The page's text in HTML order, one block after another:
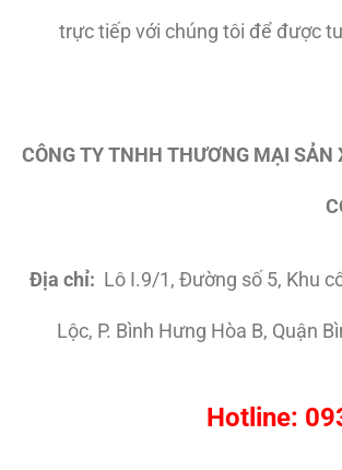
trực tiếp với chúng tôi để được
CÔNG TY TNHH THƯƠNG MẠI SẢN
Địa chỉ: Lô I.9/1, Đường số 5, Khu
Lộc, P. Bình Hưng Hòa B, Quận
Hotline: